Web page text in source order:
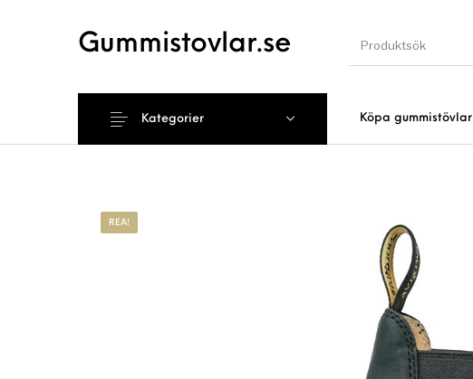
Gummistovlar.se
Köpa gummistövlar
Kategorier
REA!